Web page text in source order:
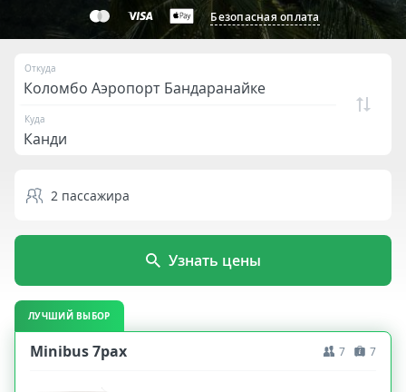
Безопасная оплата
Откуда
Куда
2 пассажира
Узнать цены
ЛУЧШИЙ ВЫБОР
Minibus 7pax 7 7